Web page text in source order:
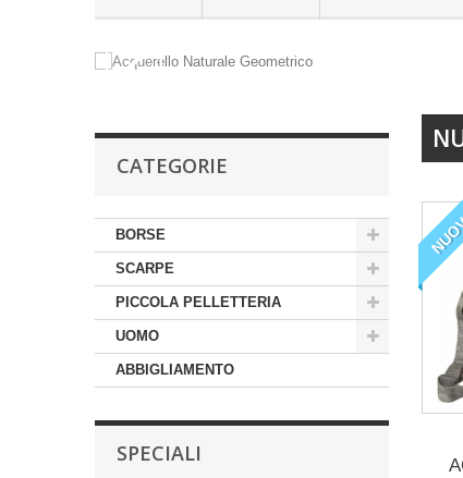
CATEGORIE
BORSE
SCARPE
PICCOLA PELLETTERIA
UOMO
ABBIGLIAMENTO
SPECIALI